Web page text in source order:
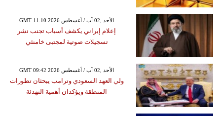
GMT 11:10 2026 الأحد ,02 آب / أغسطس
إعلام إيراني يكشف أسباب تجنب نشر
تسجيلات صوتية لمجتبى خامنئي
GMT 09:42 2026 الأحد ,02 آب / أغسطس
ولي العهد السعودي وترامب يبحثان تطورات
المنطقة ويؤكدان أهمية التهدئة